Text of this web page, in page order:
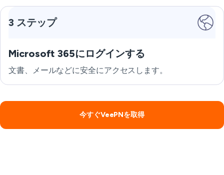
3 ステップ
Microsoft 365にログインする
文書、メールなどに安全にアクセスします。
今すぐVeePNを取得